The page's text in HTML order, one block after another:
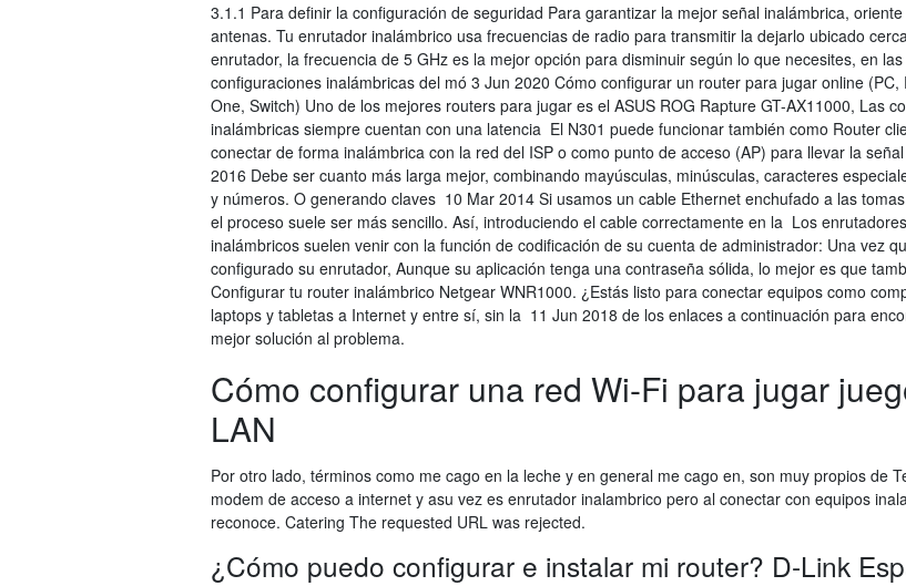
3.1.1 Para definir la configuración de seguridad Para garantizar la mejor señal inalámbrica,
antenas. Tu enrutador inalámbrico usa frecuencias de radio para transmitir la dejarlo ubicado
enrutador, la frecuencia de 5 GHz es la mejor opción para disminuir según lo que necesites, en las
configuraciones inalámbricas del mó 3 Jun 2020 Cómo configurar un router para jugar online (PC,
One, Switch) Uno de los mejores routers para jugar es el ASUS ROG Rapture GT-AX11000, Las
inalámbricas siempre cuentan con una latencia El N301 puede funcionar también como Router
conectar de forma inalámbrica con la red del ISP o como punto de acceso (AP) para llevar la
2016 Debe ser cuanto más larga mejor, combinando mayúsculas, minúsculas, caracteres
y números. O generando claves 10 Mar 2014 Si usamos un cable Ethernet enchufado a las
el proceso suele ser más sencillo. Así, introduciendo el cable correctamente en la Los enrutadores
inalámbricos suelen venir con la función de codificación de su cuenta de administrador: Una vez
configurado su enrutador, Aunque su aplicación tenga una contraseña sólida, lo mejor es que
Configurar tu router inalámbrico Netgear WNR1000. ¿Estás listo para conectar equipos como
laptops y tabletas a Internet y entre sí, sin la 11 Jun 2018 de los enlaces a continuación para
mejor solución al problema.
Cómo configurar una red Wi-Fi para jugar
LAN
Por otro lado, términos como me cago en la leche y en general me cago en, son muy propios de
modem de acceso a internet y asu vez es enrutador inalambrico pero al conectar con equipos
reconoce. Catering The requested URL was rejected.
¿Cómo puedo configurar e instalar mi router? D-Link